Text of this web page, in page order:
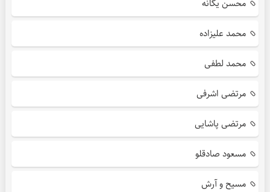
محسن یگانه
محمد علیزاده
محمد لطفی
مرتضی اشرفی
مرتضی پاشایی
مسعود صادقلو
مسیح و آرش